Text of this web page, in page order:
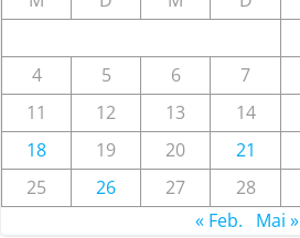
4
5 6 7
11
12 13 14
18
19 20 21
25
26 27 28
« Feb.
Mai »